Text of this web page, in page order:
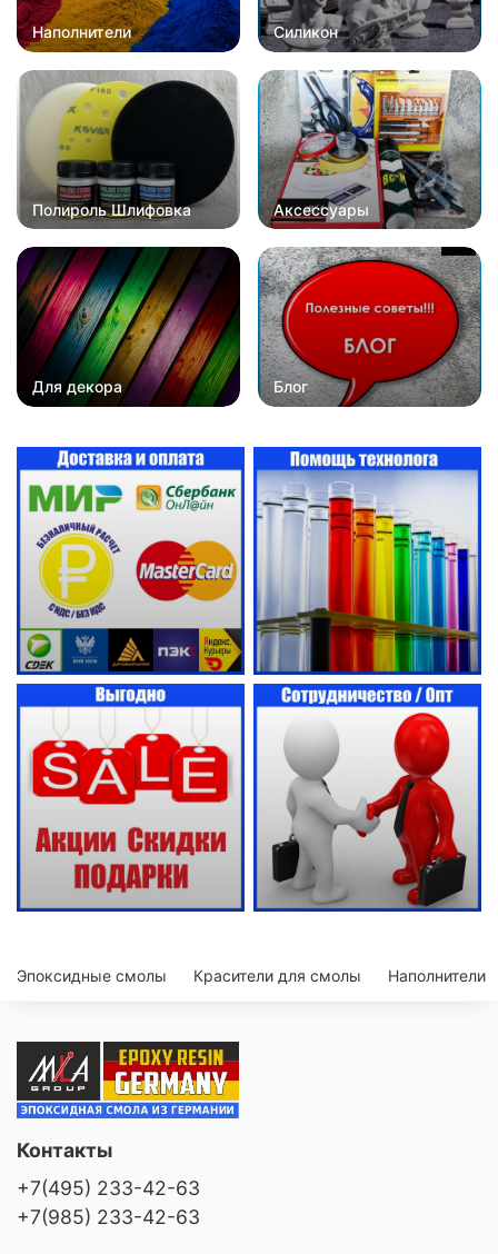
Наполнители Силикон
Полироль Шлифовка Аксессуары
Для декора Блог
Эпоксидные смолы Красители для смолы Наполнители
Контакты
+7(495) 233-42-63
+7(985) 233-42-63